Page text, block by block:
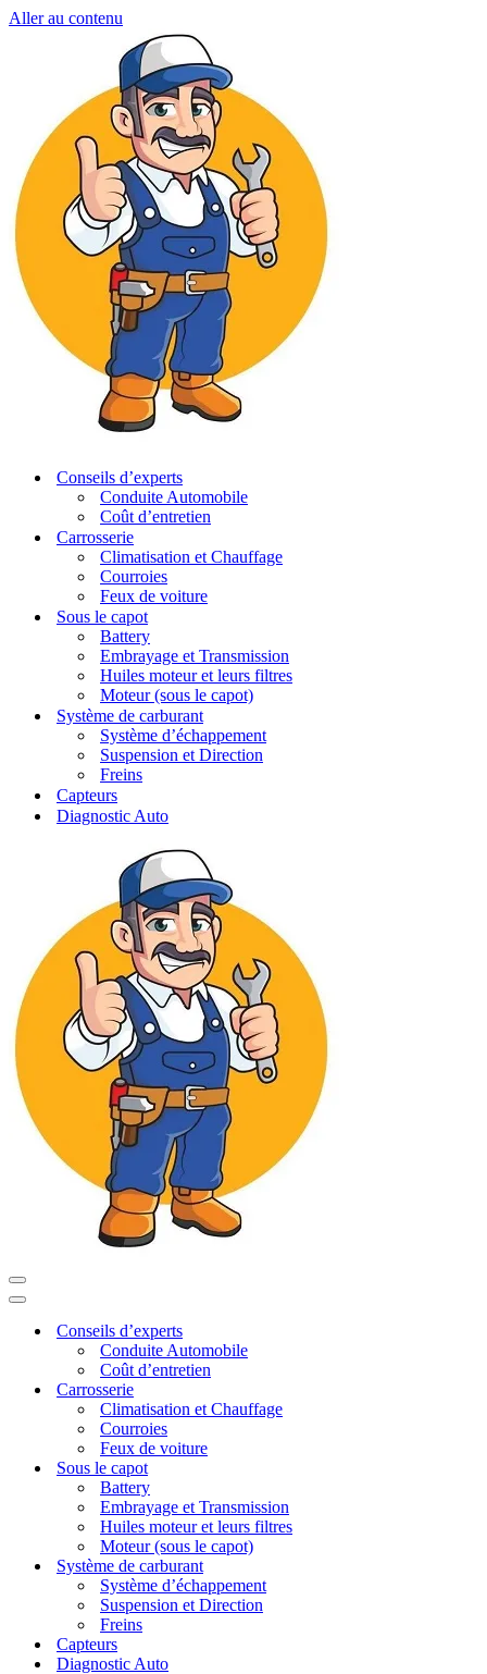
Aller au contenu
Conseils d’experts
Conduite Automobile
Coût d’entretien
Carrosserie
Climatisation et Chauffage
Courroies
Feux de voiture
Sous le capot
Battery
Embrayage et Transmission
Huiles moteur et leurs filtres
Moteur (sous le capot)
Système de carburant
Système d’échappement
Suspension et Direction
Freins
Capteurs
Diagnostic Auto
Menu
de
Menu
navigationConseils d’experts
Conduite Automobile
Coût d’entretien
Carrosserie
Climatisation et Chauffage
Courroies
Feux de voiture
Sous le capot
Battery
Embrayage et Transmission
Huiles moteur et leurs filtres
Moteur (sous le capot)
Système de carburant
Système d’échappement
Suspension et Direction
Freins
Capteurs
Diagnostic Auto